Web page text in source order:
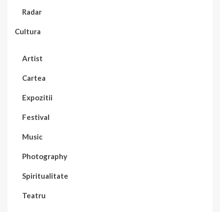
Radar
Cultura
Artist
Cartea
Expozitii
Festival
Music
Photography
Spiritualitate
Teatru